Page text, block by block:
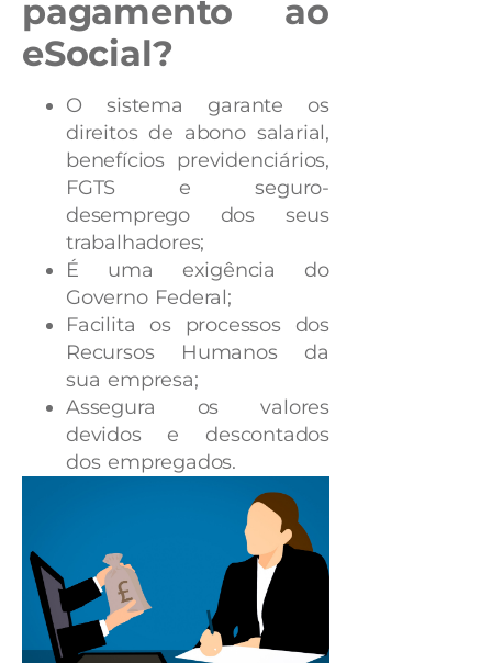
pagamento ao
eSocial?
O sistema garante os
direitos de abono salarial,
benefícios previdenciários,
FGTS e seguro-
desemprego dos seus
trabalhadores;
É uma exigência do
Governo Federal;
Facilita os processos dos
Recursos Humanos da
sua empresa;
Assegura os valores
devidos e descontados
dos empregados.